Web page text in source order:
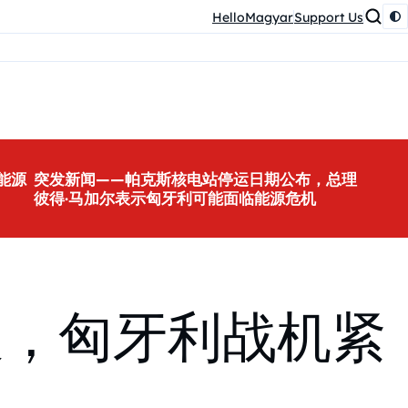
HelloMagyarSupport Us
源 突发新闻——帕克斯核电站停运日期公布，总理
彼得·马加尔表示匈牙利可能面临能源危机
匈牙利战机紧